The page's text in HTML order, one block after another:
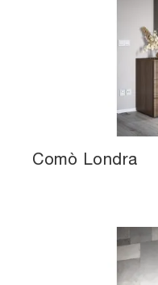
Comò Londra